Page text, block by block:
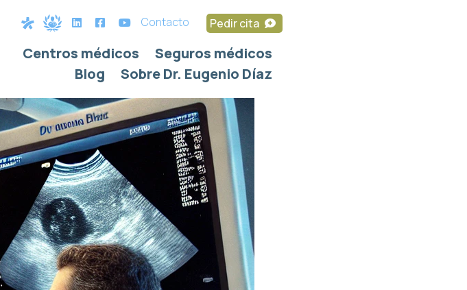
Contacto Pedir cita
Centros médicos
Seguros médicos
Blog
Sobre Dr. Eugenio Díaz